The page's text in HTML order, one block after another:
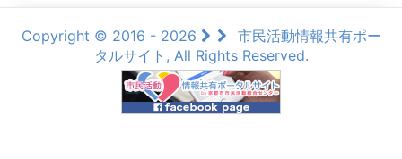
Copyright © 2016 - 2026
市民活動情報共有ポー
タルサイト, All Rights Reserved.